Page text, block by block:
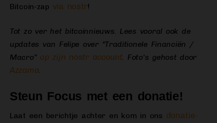
Bitcoin-zap via nostr!
Tot zo ver het bitcoinnieuws
Lees vooral ook de
updates van Felipe over “Traditionele Financiën /
Macro” op zijn nostr account. Foto’s gehost door
Azzamo
Steun Focus met een donatie!
Laat een berichtje achter en kom in ons donatie-